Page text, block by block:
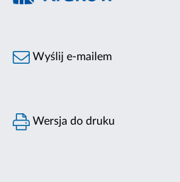
Wyślij e-mailem
Wersja do druku